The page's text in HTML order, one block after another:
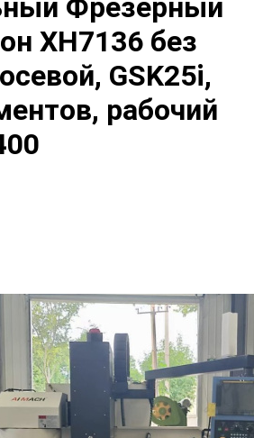
Фрезерный
XH7136 без
GSK25i,
рабочий